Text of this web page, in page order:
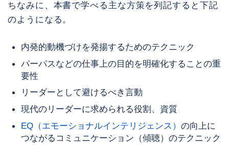
ちなみに、本書で学べる主な方策を列記すると下記
のようになる。
内発的動機づけを発揚するためのテクニック
パーパスなどの仕事上の目的を明確化することの重
要性
リーダーとして避けるべき言動
現代のリーダーに求められる役割、資質
EQ（エモーショナルインテリジェンス）の向上に
つながるコミュニケーション（傾聴）のテクニック